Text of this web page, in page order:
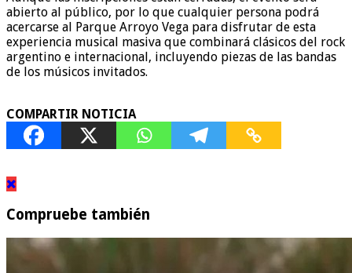
abierto al público, por lo que cualquier persona podrá
acercarse al Parque Arroyo Vega para disfrutar de esta
experiencia musical masiva que combinará clásicos del rock
argentino e internacional, incluyendo piezas de las bandas
de los músicos invitados.
COMPARTIR NOTICIA
Compruebe también